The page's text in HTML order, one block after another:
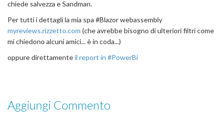
chiede salvezza e Sandman.
Per tutti i dettagli la mia spa #Blazor webassembly
myreviews.rizzetto.com (che avrebbe bisogno di ulteriori filtri come
mi chiedono alcuni amici... è in coda...)
oppure direttamenteil report in #PowerBi
Aggiungi Commento